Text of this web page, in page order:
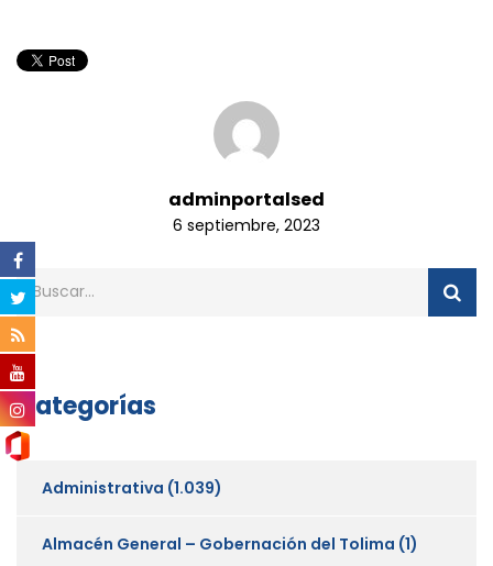
adminportalsed
6 septiembre, 2023
Categorías
Administrativa (1.039)
Almacén General – Gobernación del Tolima (1)